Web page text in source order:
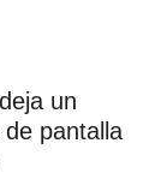
un
pantalla